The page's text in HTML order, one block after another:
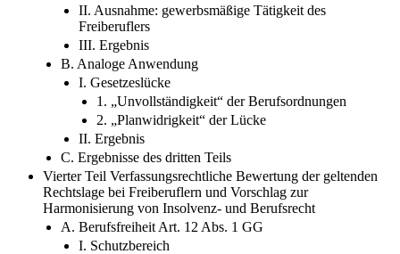
II. Ausnahme: gewerbsmäßige Tätigkeit des
Freiberuflers
III. Ergebnis
B. Analoge Anwendung
I. Gesetzeslücke
1. „Unvollständigkeit“ der Berufsordnungen
2. „Planwidrigkeit“ der Lücke
II. Ergebnis
C. Ergebnisse des dritten Teils
Vierter Teil Verfassungsrechtliche Bewertung der geltenden
Rechtslage bei Freiberuflern und Vorschlag zur
Harmonisierung von Insolvenz- und Berufsrecht
A. Berufsfreiheit Art. 12 Abs. 1 GG
I. Schutzbereich